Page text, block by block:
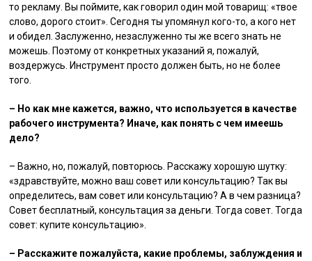
то рекламу. Вы поймите, как говорил один мой товарищ: «твое
слово, дорого стоит». Сегодня ты упомянул кого-то, а кого нет
и обидел. Заслуженно, незаслуженно ты же всего знать не
можешь. Поэтому от конкретных указаний я, пожалуй,
воздержусь. Инструмент просто должен быть, но не более
того.
– Но как мне кажется, важно, что используется в качестве
рабочего инструмента? Иначе, как понять с чем имеешь
дело?
– Важно, но, пожалуй, повторюсь. Расскажу хорошую шутку:
«здравствуйте, можно ваш совет или консультацию? Так вы
определитесь, вам совет или консультацию? А в чем разница?
Совет бесплатный, консультация за деньги. Тогда совет. Тогда
совет: купите консультацию».
– Расскажите пожалуйста, какие проблемы, заблуждения и